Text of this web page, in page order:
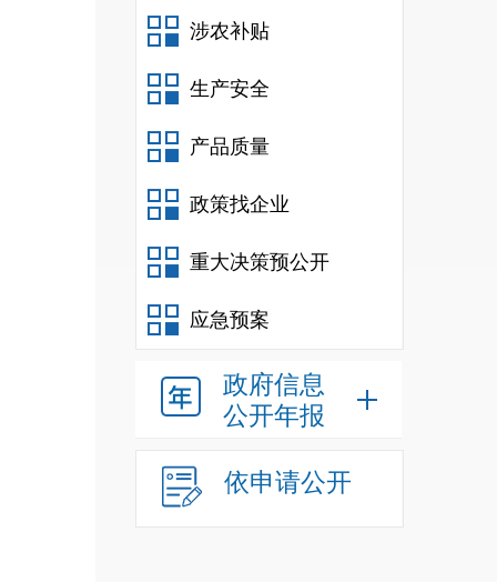
涉农补贴
生产安全
产品质量
政策找企业
重大决策预公开
应急预案
政府信息
公开年报
依申请公开